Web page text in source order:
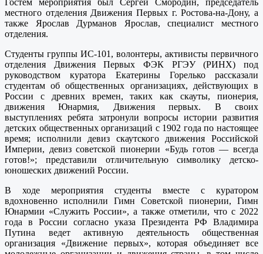
местного отделения Движения Первых г. Ростова-на-Дону, а
также Ярослав Дурманов Ярослав, специалист местного
отделения.
Студенты группы ИС-101, волонтеры, активисты первичного
отделения Движения Первых ФЭК РГЭУ (РИНХ) под
руководством куратора Екатерины Горелько рассказали
студентам об общественных организациях, действующих в
России с древних времен, таких как скауты, пионерия,
движения Юнармия, Движения первых. В своих
выступлениях ребята затронули вопросы истории развития
детских общественных организаций с 1902 года по настоящее
время; исполнили девиз скаутского движения Российской
Империи, девиз советской пионерии «Будь готов — всегда
готов!»; представили отличительную символику детско-
юношеских движений России.
В ходе мероприятия студенты вместе с куратором
вдохновенно исполнили Гимн Советской пионерии, Гимн
Юнармии «Служить России», а также отметили, что с 2022
года в России согласно указа Президента РФ Владимира
Путина ведет активную деятельность общественная
организация «Движение первых», которая объединяет все